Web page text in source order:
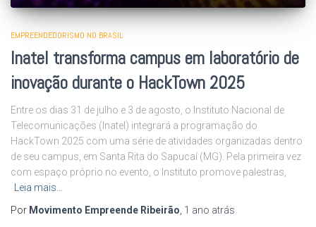
EMPREENDEDORISMO NO BRASIL
Inatel transforma campus em laboratório de
inovação durante o HackTown 2025
Entre os dias 31 de julho e 3 de agosto, o Instituto Nacional de
Telecomunicações (Inatel) integrará a programação do
HackTown 2025 com uma série de atividades organizadas dentro
de seu campus, em Santa Rita do Sapucaí (MG). Pela primeira vez
com espaço próprio no evento, o Instituto promove palestras,
Leia mais…
Por Movimento Empreende Ribeirão 1 ano atrás